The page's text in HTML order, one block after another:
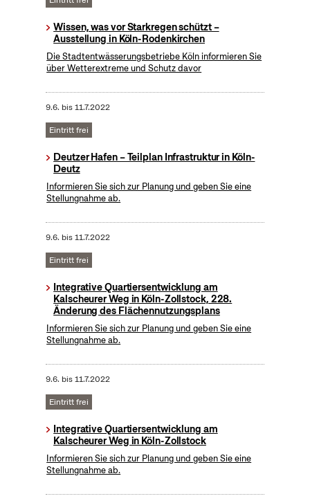
Wissen, was vor Starkregen schützt –
Ausstellung in Köln-Rodenkirchen
Die Stadtentwässerungsbetriebe Köln informieren Sie
über Wetterextreme und Schutz davor
9.6. bis11.7.2022
Eintritt frei
Deutzer Hafen – Teilplan Infrastruktur in Köln-
Deutz
Informieren Sie sich zur Planung und geben Sie eine
Stellungnahme ab.
9.6. bis11.7.2022
Eintritt frei
Integrative Quartiersentwicklung am
Kalscheurer Weg in Köln-Zollstock, 228.
Änderung des Flächennutzungsplans
Informieren Sie sich zur Planung und geben Sie eine
Stellungnahme ab.
9.6. bis11.7.2022
Eintritt frei
Integrative Quartiersentwicklung am
Kalscheurer Weg in Köln-Zollstock
Informieren Sie sich zur Planung und geben Sie eine
Stellungnahme ab.